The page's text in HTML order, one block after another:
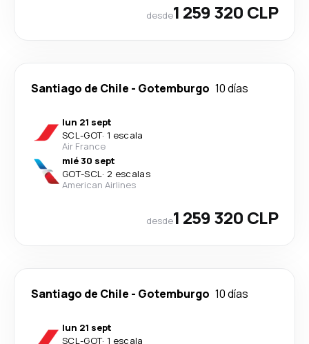
desde1 259 320 CLP
Santiago de Chile - Gotemburgo 10 días
lun 21 sept
SCL-GOT· 1 escala
Air France
mié 30 sept
GOT-SCL· 2 escalas
American Airlines
desde1 259 320 CLP
Santiago de Chile - Gotemburgo 10 días
lun 21 sept
SCL-GOT· 1 escala